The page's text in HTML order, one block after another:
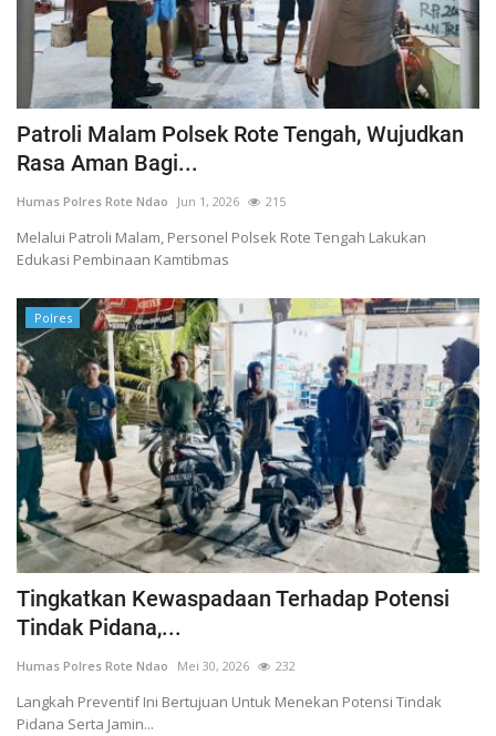
Patroli Malam Polsek Rote Tengah, Wujudkan
Rasa Aman Bagi...
Humas Polres Rote Ndao Jun 1, 2026 215
Melalui Patroli Malam, Personel Polsek Rote Tengah Lakukan
Edukasi Pembinaan Kamtibmas
Polres
Tingkatkan Kewaspadaan Terhadap Potensi
Tindak Pidana,...
Humas Polres Rote Ndao Mei 30, 2026 232
Langkah Preventif Ini Bertujuan Untuk Menekan Potensi Tindak
Pidana Serta Jamin...